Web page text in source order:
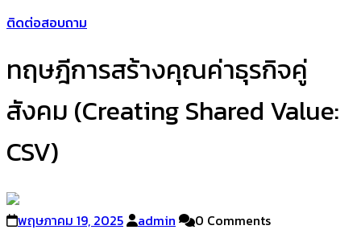
ติดต่อสอบถาม
ทฤษฎีการสร้างคุณค่าธุรกิจคู่
สังคม (Creating Shared Value:
CSV)
พฤษภาคม 19, 2025 admin
0 Comments